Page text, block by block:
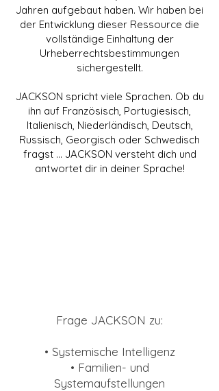
Jahren aufgebaut haben. Wir haben bei
der Entwicklung dieser Ressource die
vollständige Einhaltung der
Urheberrechtsbestimmungen
sichergestellt.
JACKSON spricht viele Sprachen. Ob du
ihn auf Französisch, Portugiesisch,
Italienisch, Niederländisch, Deutsch,
Russisch, Georgisch oder Schwedisch
fragst … JACKSON versteht dich und
antwortet dir in deiner Sprache!
Frage JACKSON zu:
• Systemische Intelligenz
• Familien- und
Systemaufstellungen